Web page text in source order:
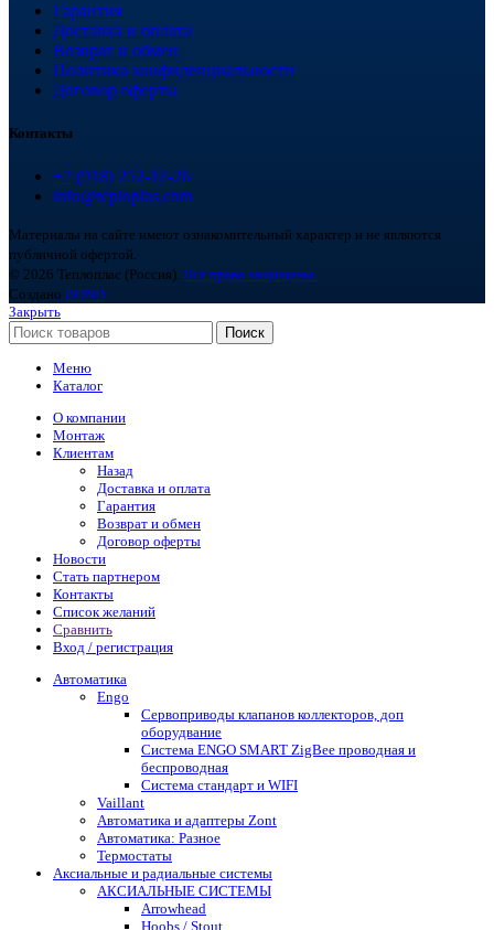
Гарантия
Доставка и оплата
Возврат и обмен
Политика конфиденциальности
Договор оферты
Контакты
+7 (918) 252-12-26
info@teploplas.com
Материалы на сайте имеют ознакомительный характер и не являются
публичной офертой.
© 2026 Теплоплас (Россия). Все права защищены.
Создано BOND
Закрыть
Поиск
Меню
Каталог
О компании
Монтаж
Клиентам
Назад
Доставка и оплата
Гарантия
Возврат и обмен
Договор оферты
Новости
Стать партнером
Контакты
Список желаний
Сравнить
Вход / регистрация
Автоматика
Engo
Сервоприводы клапанов коллекторов, доп
оборудвание
Система ENGO SMART ZigBee проводная и
беспроводная
Система стандарт и WIFI
Vaillant
Автоматика и адаптеры Zont
Автоматика: Разное
Термостаты
Аксиальные и радиальные системы
АКСИАЛЬНЫЕ СИСТЕМЫ
Arrowhead
Hoobs / Stout